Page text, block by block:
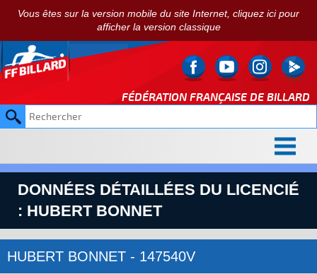
Vous êtes sur la version mobile du site Internet, cliquez ici pour
afficher la version classique
FÉDÉRATION FRANÇAISE DE BILLARD
DONNÉES DÉTAILLÉES DU LICENCIÉ
: HUBERT BONNET
HUBERT BONNET - 147540V